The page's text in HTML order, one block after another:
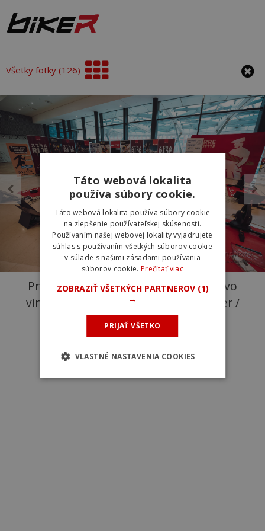
Všetky fotky (126)
Premiérové majstrovstvá Slovenska vo
virtuálnej cyklistike. Foto: Ján Melicher /
Slovenský zväz cyklistiky
Táto webová lokalita
používa súbory cookie.
Táto webová lokalita používa súbory cookie
na zlepšenie používateľskej skúsenosti.
Používaním našej webovej lokality vyjadrujete
súhlas s používaním všetkých súborov cookie
v súlade s našimi zásadami používania
súborov cookie. Prečítať viac
ZOBRAZIŤ VŠETKÝCH PARTNEROV (1)
→
PRIJAŤ VŠETKO
VLASTNÉ NASTAVENIA COOKIES